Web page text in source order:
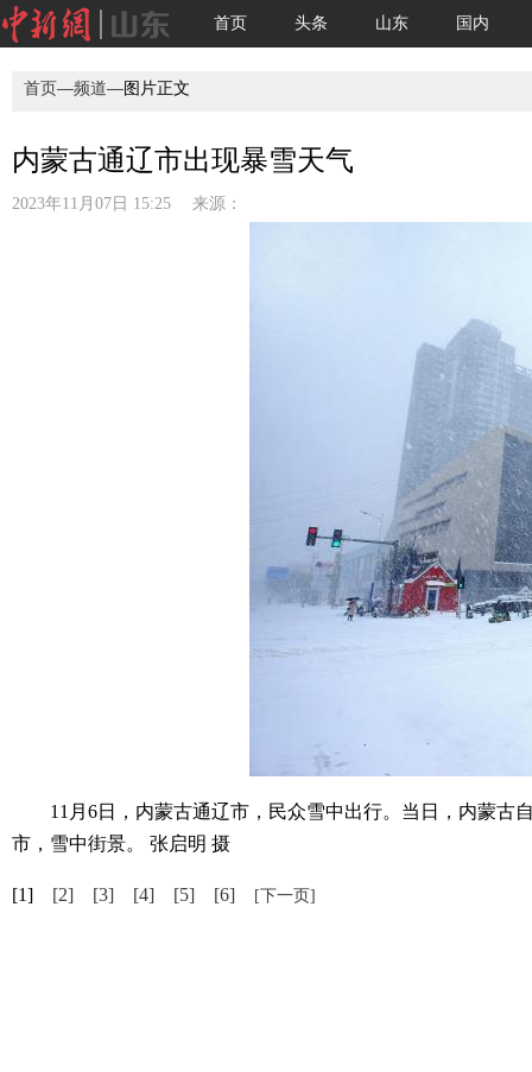
首页 头条 山东 国内
首页—频道—图片正文
内蒙古通辽市出现暴雪天气
2023年11月07日 15:25 来源：
11月6日，内蒙古通辽市，民众雪中出行。当日，内蒙古
市，雪中街景。 张启明 摄
[1] [2] [3] [4] [5] [6] [下一页]